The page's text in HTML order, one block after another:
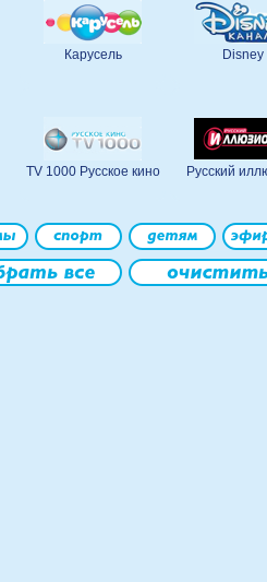
Карусель Disney
TV 1000 Русское кино Русский